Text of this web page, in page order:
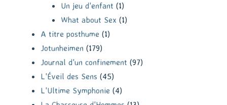
Un jeu d'enfant (1)
What about Sex (1)
A titre posthume (1)
Jotunheimen (179)
Journal d'un confinement (97)
L'Éveil des Sens (45)
L'Ultime Symphonie (4)